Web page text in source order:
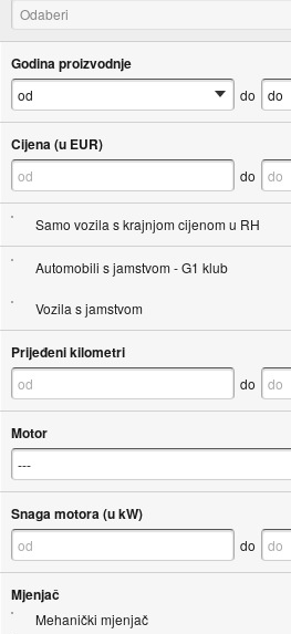
Odaberi
Godina proizvodnje
do
Cijena (u EUR)
do
Samo vozila s krajnjom cijenom u RH
Automobili s jamstvom - G1 klub
Vozila s jamstvom
Prijeđeni kilometri
do
Motor
Snaga motora (u kW)
do
Mjenjač
Mehanički mjenjač